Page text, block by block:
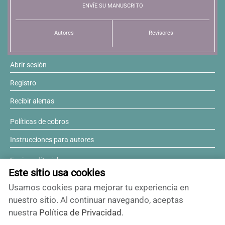
Resúmenes de congresos
Este sitio usa cookies
Usamos cookies para mejorar tu experiencia en
nuestro sitio. Al continuar navegando, aceptas
nuestra Política de Privacidad.
ENVÍE SU MANUSCRITO
Autores Revisores
Abrir sesión
Registro
Recibir alertas
Políticas de cobros
Instrucciones para autores
Equipo editorial
Comité editorial
¿Desea ser revisor?
Contactos y soporte